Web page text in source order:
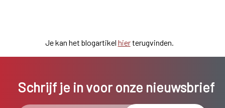
Je kan het blogartikel hierterugvinden.
Schrijf je in voor onze nieuwsbrief